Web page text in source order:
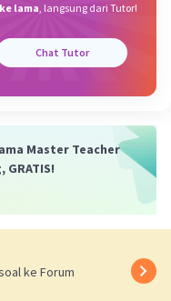
lama, langsung dari Tutor!
Chat Tutor
Master Teacher
GRATIS!
ke Forum